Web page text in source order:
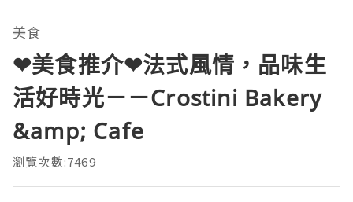
美食
❤美食推介❤法式風情，品味生
活好時光－－Crostini Bakery
&amp; Cafe
瀏覽次數:7469